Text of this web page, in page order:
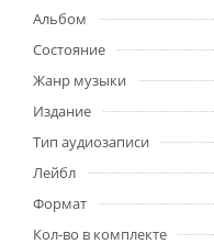
Альбом
Состояние
Жанр музыки
Издание
Тип аудиозаписи
Лейбл
Формат
Кол-во в комплекте